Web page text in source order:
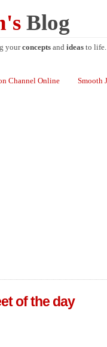
Blog
yourconcepts and ideas to life.
Channel Online Smooth
of the day